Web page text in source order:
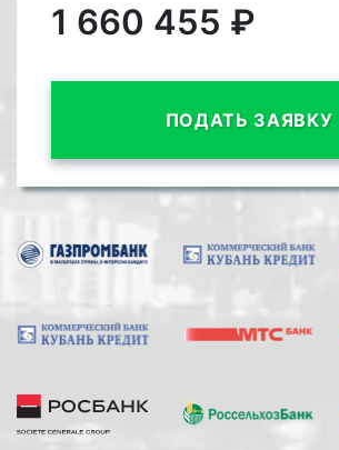
1 660 455 ₽
ПОДАТЬ ЗАЯВКУ